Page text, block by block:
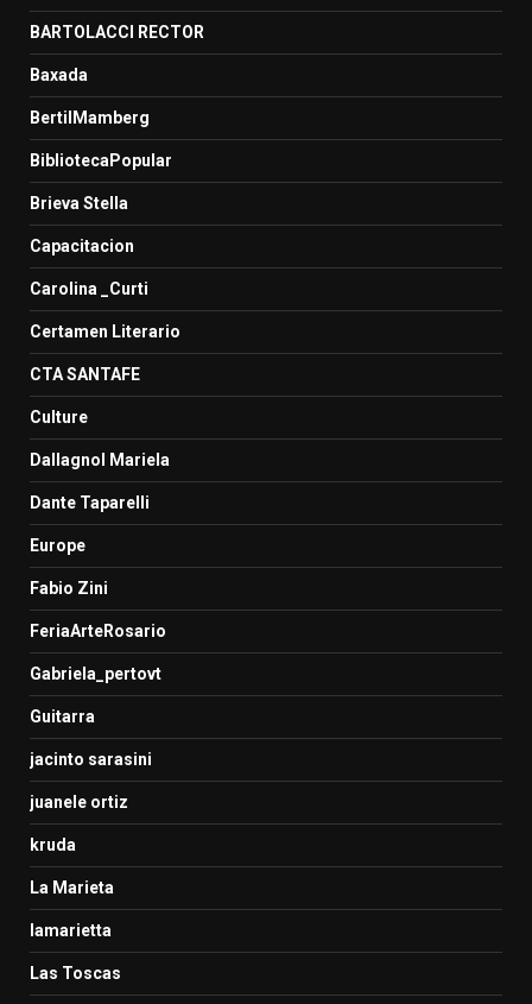
BARTOLACCI RECTOR
Baxada
BertilMamberg
BibliotecaPopular
Brieva Stella
Capacitacion
Carolina _Curti
Certamen Literario
CTA SANTAFE
Culture
Dallagnol Mariela
Dante Taparelli
Europe
Fabio Zini
FeriaArteRosario
Gabriela_pertovt
Guitarra
jacinto sarasini
juanele ortiz
kruda
La Marieta
lamarietta
Las Toscas